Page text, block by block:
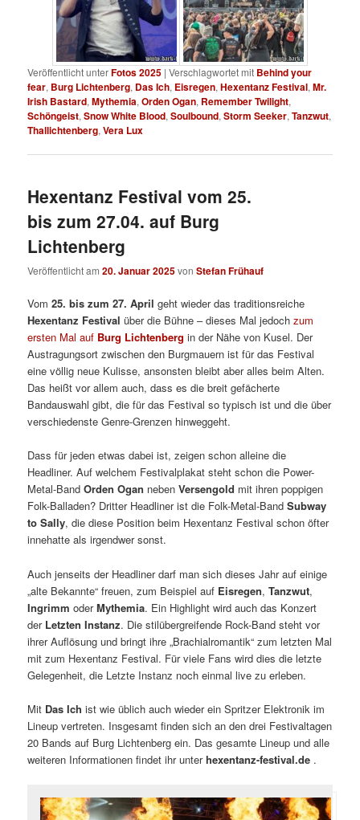
Veröffentlicht unterFotos 2025 |Verschlagwortet mit Behind your
fear, Burg Lichtenberg, Das Ich, Eisregen,Hexentanz Festival,Mr.
Irish Bastard,Mythemia,Orden Ogan, Remember Twilight,
Schöngeist,Snow White Blood,Soulbound,Storm Seeker,Tanzwut,
Thallichtenberg,Vera Lux
Hexentanz Festival vom 25.
bis zum 27.04. auf Burg
Lichtenberg
Veröffentlicht am20. Januar 2025vonStefan Frühauf
Vom25. bis zum 27. April geht wieder das traditionsreiche
Hexentanz Festival über die Bühne – dieses Mal jedochzum
ersten Mal auf Burg Lichtenberg in der Nähe von Kusel. Der
Austragungsort zwischen den Burgmauern ist für das Festival
eine völlig neue Kulisse, ansonsten bleibt aber alles beim Alten.
Das heißt vor allem auch, dass es die breit gefächerte
Bandauswahl gibt, die für das Festival so typisch ist und die über
verschiedenste Genre-Grenzen hinweggeht.
Dass für jeden etwas dabei ist, zeigen schon alleine die
Headliner. Auf welchem Festivalplakat steht schon die Power-
Metal-BandOrden Ogan nebenVersengold mit ihren poppigen
Folk-Balladen? Dritter Headliner ist die Folk-Metal-BandSubway
to Sally, die diese Position beim Hexentanz Festival schon öfter
innehatte als irgendwer sonst.
Auch jenseits der Headliner darf man sich dieses Jahr auf einige
„alte Bekannte“ freuen, zum Beispiel auf Eisregen,Tanzwut,
Ingrimm oderMythemia. Ein Highlight wird auch das Konzert
der Letzten Instanz. Die stilübergreifende Rock-Band steht vor
ihrer Auflösung und bringt ihre „Brachialromantik“ zum letzten Mal
mit zum Hexentanz Festival. Für viele Fans wird dies die letzte
Gelegenheit, die Letzte Instanz noch einmal live zu erleben.
Mit Das Ich ist wie üblich auch wieder ein Spritzer Elektronik im
Lineup vertreten. Insgesamt finden sich an den drei Festivaltagen
20 Bands auf Burg Lichtenberg ein. Das gesamte Lineup und alle
weiteren Informationen findet ihr unterhexentanz-festival.de .